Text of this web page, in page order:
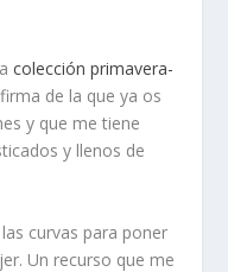
colección primavera-
de la que ya os
y que me tiene
y llenos de
curvas para poner
Un recurso que me